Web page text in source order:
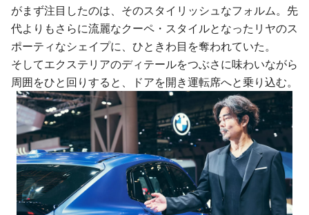
がまず注目したのは、そのスタイリッシュなフォルム。先
代よりもさらに流麗なクーペ・スタイルとなったリヤのス
ポーティなシェイプに、ひときわ目を奪われていた。
そしてエクステリアのディテールをつぶさに味わいながら
周囲をひと回りすると、ドアを開き運転席へと乗り込む。